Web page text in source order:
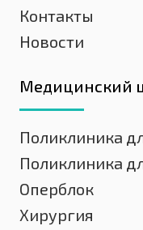
Контакты
Новости
Медицинский
Поликлиника
Поликлиника
Оперблок
Хирургия